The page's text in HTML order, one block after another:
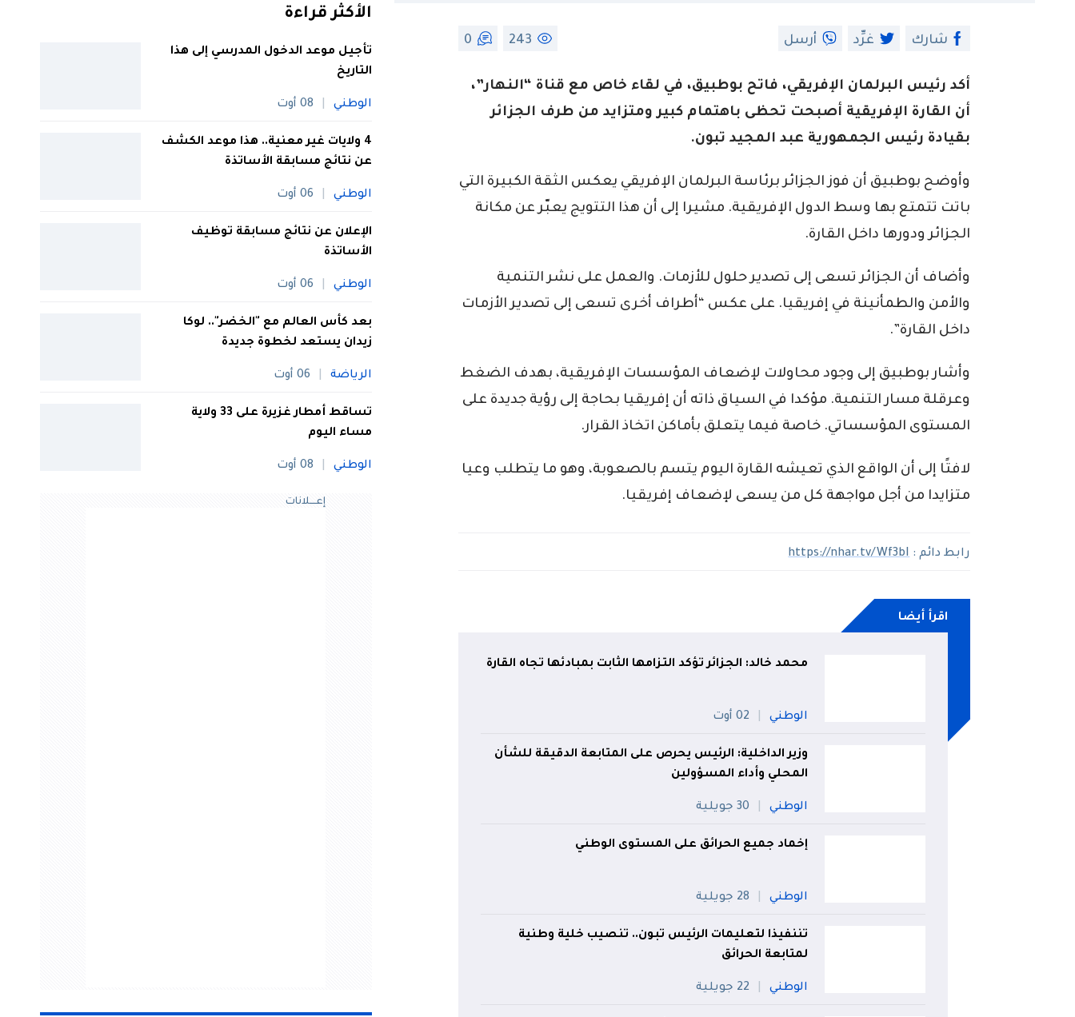
شارك غرِّد أرسل 243
0
أكد رئيس البرلمان الإفريقي، فاتح بوطبيق، في لقاء خاص مع قناة “النهار”،
أن القارة الإفريقية أصبحت تحظى باهتمام كبير ومتزايد من طرف الجزائر
بقيادة رئيس الجمهورية عبد المجيد تبون.
وأوضح بوطبيق أن فوز الجزائر برئاسة البرلمان الإفريقي يعكس الثقة الكبيرة التي
باتت تتمتع بها وسط الدول الإفريقية. مشيرا إلى أن هذا التتويج يعبّر عن مكانة
الجزائر ودورها داخل القارة.
وأضاف أن الجزائر تسعى إلى تصدير حلول للأزمات. والعمل على نشر التنمية
والأمن والطمأنينة في إفريقيا. على عكس “أطراف أخرى تسعى إلى تصدير الأزمات
داخل القارة”.
وأشار بوطبيق إلى وجود محاولات لإضعاف المؤسسات الإفريقية، بهدف الضغط
وعرقلة مسار التنمية. مؤكدا في السياق ذاته أن إفريقيا بحاجة إلى رؤية جديدة على
المستوى المؤسساتي. خاصة فيما يتعلق بأماكن اتخاذ القرار.
لافتًا إلى أن الواقع الذي تعيشه القارة اليوم يتسم بالصعوبة، وهو ما يتطلب وعيا
متزايدا من أجل مواجهة كل من يسعى لإضعاف إفريقيا.
رابط دائم :https://nhar.tv/Wf3bI
اقرأ أيضا
محمد خالد: الجزائر تؤكد التزامها الثابت بمبادئها تجاه القارة
الوطني 02 أوت
وزير الداخلية: الرئيس يحرص على المتابعة الدقيقة للشأن
المحلي وأداء المسؤولين
الوطني 30 جويلية
إخماد جميع الحرائق على المستوى الوطني
الوطني 28 جويلية
تننفيذا لتعليمات الرئيس تبون.. تنصيب خلية وطنية
لمتابعة الحرائق
الوطني 22 جويلية
الأكثر قراءة
تأجيل موعد الدخول المدرسي إلى هذا
التاريخ
الوطني 08 أوت
4 ولايات غير معنية.. هذا موعد الكشف
عن نتائج مسابقة الأساتذة
الوطني 06 أوت
الإعلان عن نتائج مسابقة توظيف
الأساتذة
الوطني 06 أوت
بعد كأس العالم مع "الخضر".. لوكا
زيدان يستعد لخطوة جديدة
الرياضة 06 أوت
تساقط أمطار غزيرة على 33 ولاية
مساء اليوم
الوطني 08 أوت
إعــــلانات